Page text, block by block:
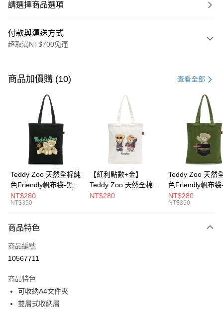
請選擇商品選項
付款與運送方式
超取滿NT$700免運
信用卡一次付款
超商取貨付款
Apple Pay
街口支付
大哥付你分期
相關說明
2.付款方式選擇「大哥付你分期」，訂單成立後會自動跳轉到大哥付的交易
成交易。
3.實際核准額度、可分期數及費用金額請依後續交易確認頁面所載為準。
消。如遇「轉專審核」未通過狀況，表示未達大哥付你分期系統評分，恕無
法說明評估內容。
【繳款方式說明】
1.分期款項不併入電信帳單，「大哥付你分期」於每月結算日後寄送繳費提
運送方式
全家取貨付款
付款後全家取貨
每筆NT$100，滿NT$700(含以上)免運費
商品加價購 (10) 查看全部
Teddy Zoo 天然全棉純
色Friendly帆布袋-黑色
(TZB107)
NT$280
NT$350
【紅利點數+金】
Teddy Zoo 天然全棉純
色Friendly帆布袋-白色
NT$280
Teddy Zoo 天然
色Friendly帆布袋
色(TZB107)
NT$280
NT$350
商品特色
商品編號
10567711
商品特色
可收納A4文件夾
雙層式收納層